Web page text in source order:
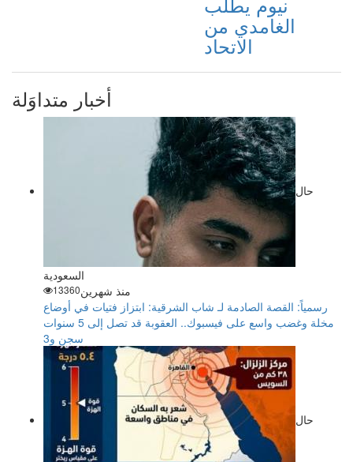
الغامدي من
الاتحاد
أخبار متداوَلة
حال
السعودية
منذ شهرين13360
رسمياً: القصة الصادمة لـ شاب الشرقية: ابتزاز فتيات في أوضاع
مخلة وغضب واسع على فيسبوك.. العقوبة قد تصل إلى 5 سنوات
سجن و3
حال